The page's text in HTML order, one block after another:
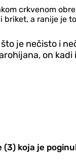
crkvenom
a ranije je
je nečisto i
on
(3) koja je